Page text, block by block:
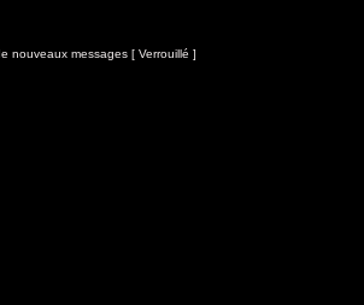
nouveaux messages [ Verrouillé ]